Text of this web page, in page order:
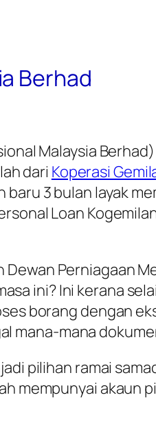
Berhad
Malaysia
dari Koperasi
baru 3 bulan layak
Loan
Perniagaan
ini? Ini kerana
borang dengan
mana-mana
pilihan ramai
mempunyai akaun